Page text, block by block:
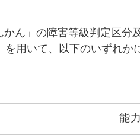
ん」の障害等級判定区分
用いて、以下のいずれか
能